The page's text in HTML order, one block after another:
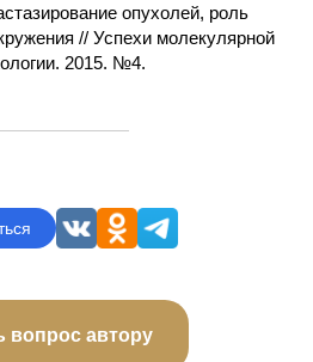
опухолей, роль
// Успехи молекулярной
2015. №4.
вопрос автору